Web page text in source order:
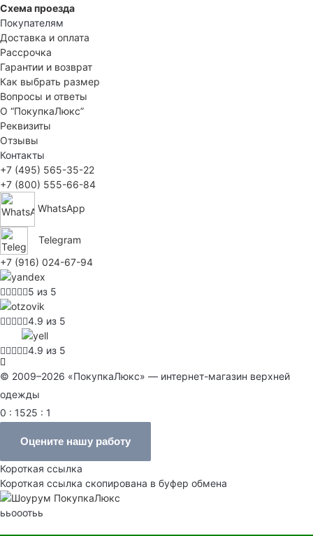
Схема проезда
Покупателям
Доставка и оплата
Рассрочка
Гарантии и возврат
Как выбрать размер
Вопросы и ответы
О “ПокупкаЛюкс”
Реквизиты
Отзывы
Контакты
+7 (495) 565-35-22
+7 (800) 555-66-84
WhatsApp
Telegram
+7 (916) 024-67-94
5 из 5
4.9 из 5
4.9 из 5
© 2009–2026 «ПокупкаЛюкс» — интернет-магазин верхней
одежды
0 : 1525 : 1
Оцените нашу работу
Короткая ссылка
Короткая ссылка скопирована в буфер обмена
ььооотьь